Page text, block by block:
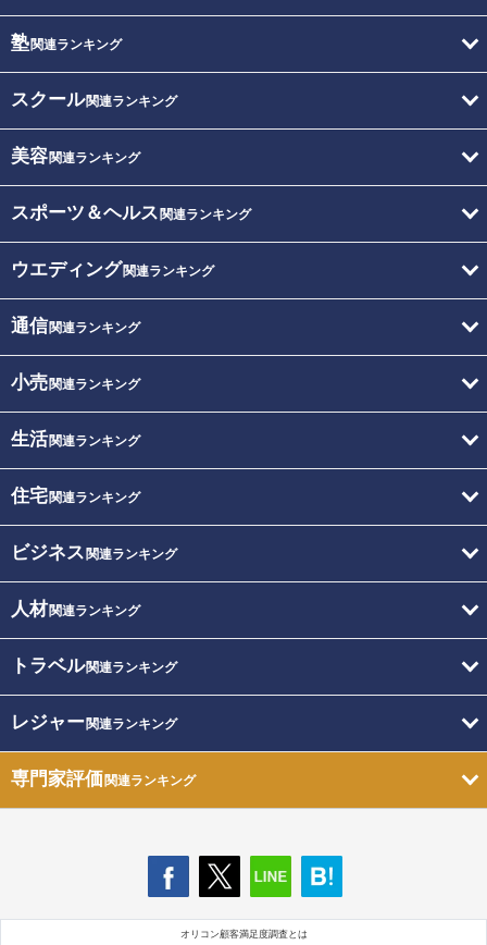
塾関連ランキング
スクール関連ランキング
美容関連ランキング
スポーツ＆ヘルス 関連ランキング
ウエディング関連ランキング
通信関連ランキング
小売関連ランキング
生活関連ランキング
住宅関連ランキング
ビジネス 関連ランキング
人材関連ランキング
トラベル関連ランキング
レジャー関連ランキング
専門家評価関連ランキング
オリコン顧客満足度調査とは